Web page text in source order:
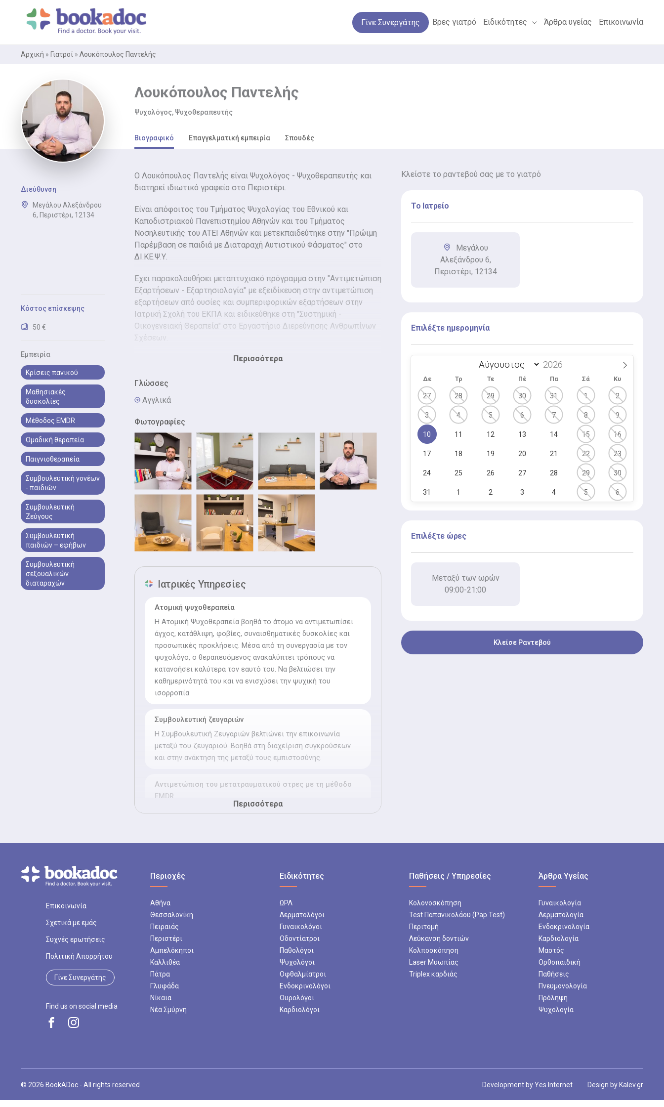
περιεχόμενο
Γίνε Συνεργάτης Βρες γιατρό Ειδικότητες Άρθρα υγείας Επικοινωνία
Αρχική » Γιατροί » Λουκόπουλος Παντελής
Λουκόπουλος Παντελής
Ψυχολόγος, Ψυχοθεραπευτής
Διεύθυνση
Μεγάλου Αλεξάνδρου
6, Περιστέρι, 12134
Κόστος επίσκεψης
50 €
Εμπειρία
Κρίσεις πανικού
Μαθησιακές
δυσκολίες
Μέθοδος EMDR
Ομαδική θεραπεία
Παιγνιοθεραπεία
Συμβουλευτική γονέων
- παιδιών
Συμβουλευτική
Ζεύγους
Συμβουλευτική
παιδιών – εφήβων
Συμβουλευτική
σεξουαλικών
διαταραχών
Βιογραφικό Επαγγελματική εμπειρία Σπουδές
Ο Λουκόπουλος Παντελής είναι Ψυχολόγος - Ψυχοθεραπευτής και
διατηρεί ιδιωτικό γραφείο στο Περιστέρι.
Είναι απόφοιτος του Τμήματος Ψυχολογίας του Εθνικού και
Καποδιστριακού Πανεπιστημίου Αθηνών και του Τμήματος
Νοσηλευτικής του ΑΤΕΙ Αθηνών και μετεκπαιδεύτηκε στην "Πρώιμη
Παρέμβαση σε παιδιά με Διαταραχή Αυτιστικού Φάσματος" στο
ΔΙ.ΚΕ.Ψ.Υ.
Έχει παρακολουθήσει μεταπτυχιακό πρόγραμμα στην "Αντιμετώπιση
Εξαρτήσεων - Εξαρτησιολογία" με εξειδίκευση στην αντιμετώπιση
εξαρτήσεων από ουσίες και συμπεριφορικών εξαρτήσεων στην
Ιατρική Σχολή του ΕΚΠΑ και ειδικεύθηκε στη "Συστημική -
Οικογενειακή Θεραπεία" στο Εργαστήριο Διερεύνησης Ανθρωπίνων
Σχέσεων.
Τα τελευταία χρόνια είναι επιστημονικός συνεργάτης στο
Μετανάστευσης στην Υπηρεσία Ειδικής Προστασίας, ενώ στο
παρελθόν υπήρξε, μεταξύ άλλων, επιστημονικός υπεύθυνος στη Σ. Υ.
Δ. ¨Νεφέλη¨ - Παιδοψυχολόγος στο ψυχοπαιδαγωγικό κέντρο Ιλίου
¨Πνοή¨.
Τέλος, συμμετέχει στις αποστολές των Κινητών Ιατρικών
Μονάδων από το Ίδρυμα «Σταύρος Νιάρχος», ενώ ως προς την
επιστημονική του δραστηριότητα, έχει λάβει μέρος σε πλήθος
επιστημονικών ημερίδων στον τομέα της ψυχολογίας και της
ψυχοθεραπευτικής διαδικασίας.
Περισσότερα
Γλώσσες
Αγγλικά
Φωτογραφίες
Ιατρικές Υπηρεσίες
Ατομική ψυχοθεραπεία
Η Ατομική Ψυχοθεραπεία βοηθά το άτομο να αντιμετωπίσει
άγχος, κατάθλιψη, φοβίες, συναισθηματικές δυσκολίες και
προσωπικές προκλήσεις. Μέσα από τη συνεργασία με τον
ψυχολόγο, ο θεραπευόμενος ανακαλύπτει τρόπους να
κατανοήσει καλύτερα τον εαυτό του. Να βελτιώσει την
καθημερινότητά του και να ενισχύσει την ψυχική του
ισορροπία.
Συμβουλευτική ζευγαριών
Η Συμβουλευτική Ζευγαριών βελτιώνει την επικοινωνία
μεταξύ του ζευγαριού. Βοηθά στη διαχείριση συγκρούσεων
και στην ανάκτηση της μεταξύ τους εμπιστοσύνης.
Αντιμετώπιση του μετατραυματικού στρες με τη μέθοδο
EMDR
Η Αντιμετώπιση του μετατραυματικού στρες με τη μέθοδο
ισορροπία.
Αντιμετώπιση της φοβίας με τη μέθοδο EMDR
Η Αντιμετώπιση της φοβίας με τη μέθοδο EMDR βοηθά τα
άτομα να ξεπεράσουν έντονους φόβους που περιορίζουν την
καθημερινότητά τους. Οι ψυχολόγοι εφαρμόζουν την τεχνική
EMDR για να μειώσουν το άγχος και τα αρνητικά
συναισθήματα που προκαλεί η φοβία. Καθοδηγούν τους
ασθενείς να αντιμετωπίζουν σταδιακά τις φοβικές
καταστάσεις και να ανακτούν τον έλεγχο της ζωής τους.
των δυσκολιών είναι από τα βασικά τους αιτήματα. Η
Περισσότερα
Κλείστε το ραντεβού σας με το γιατρό
Το Ιατρείο
Μεγάλου
Αλεξάνδρου 6,
Περιστέρι, 12134
Επιλέξτε ημερομηνία
Δε Τρ Τε Πέ Πα Σά Κυ
27 28 29 30 31 1 2
3 4 5 6 7 8 9
10 11 12 13 14 15 16
17 18 19 20 21 22 23
24 25 26 27 28 29 30
31 1 2 3 4 5 6
Επιλέξτε ώρες
Μεταξύ των ωρών
09:00-21:00
Κλείσε Ραντεβού
Επικοινωνία
Σχετικά με εμάς
Συχνές ερωτήσεις
Πολιτική Απορρήτου
Γίνε Συνεργάτης
Find us on social media
Περιοχές
Αθήνα
Θεσσαλονίκη
Πειραιάς
Περιστέρι
Αμπελόκηποι
Καλλιθέα
Πάτρα
Γλυφάδα
Νίκαια
Νέα Σμύρνη
Ειδικότητες
ΩΡΛ
Δερματολόγοι
Γυναικολόγοι
Οδοντίατροι
Παθολόγοι
Ψυχολόγοι
Οφθαλμίατροι
Ενδοκρινολόγοι
Ουρολόγοι
Καρδιολόγοι
Παθήσεις / Υπηρεσίες
Κολονοσκόπηση
Test Παπανικολάου (Pap Test)
Περιτομή
Λεύκανση δοντιών
Κολποσκόπηση
Laser Μυωπίας
Triplex καρδιάς
Άρθρα Υγείας
Γυναικολογία
Δερματολογία
Ενδοκρινολογία
Καρδιολογία
Μαστός
Ορθοπαιδική
Παθήσεις
Πνευμονολογία
Πρόληψη
Ψυχολογία
© 2026 BookADoc - All rights reserved Development byYes Internet Design by Kalev.gr